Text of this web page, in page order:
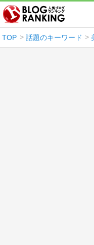
TOP 話題のキーワード